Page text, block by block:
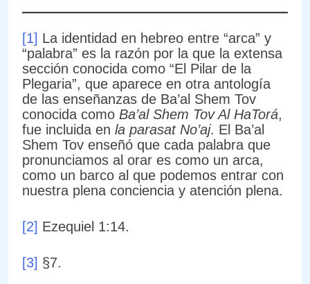
[1] La identidad en hebreo entre “arca” y
“palabra” es la razón por la que la extensa
sección conocida como “El Pilar de la
Plegaria”, que aparece en otra antología
de las enseñanzas de Ba’al Shem Tov
conocida como Ba’al Shem Tov Al HaTorá,
fue incluida en la parasat No’aj. El Ba’al
Shem Tov enseñó que cada palabra que
pronunciamos al orar es como un arca,
como un barco al que podemos entrar con
nuestra plena conciencia y atención plena.
[2] Ezequiel 1:14.
[3] §7.